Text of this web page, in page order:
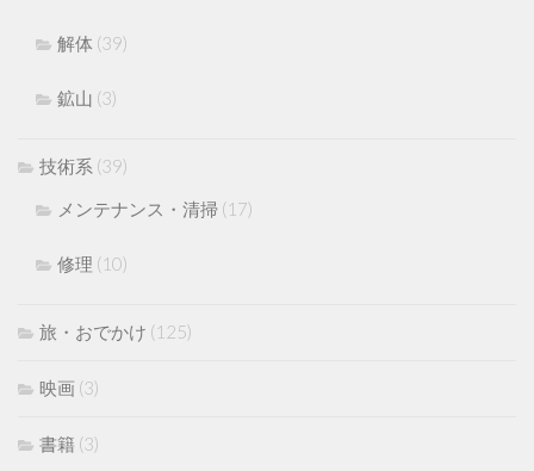
解体 (39)
鉱山 (3)
技術系 (39)
メンテナンス・清掃 (17)
修理 (10)
旅・おでかけ (125)
映画 (3)
書籍 (3)